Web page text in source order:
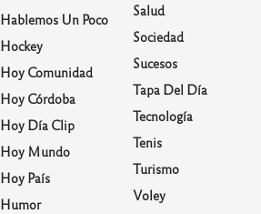
Hablemos Un Poco
Hockey
Hoy Comunidad
Hoy Córdoba
Hoy Día Clip
Hoy Mundo
Hoy País
Humor
Salud
Sociedad
Sucesos
Tapa Del Día
Tecnología
Tenis
Turismo
Voley